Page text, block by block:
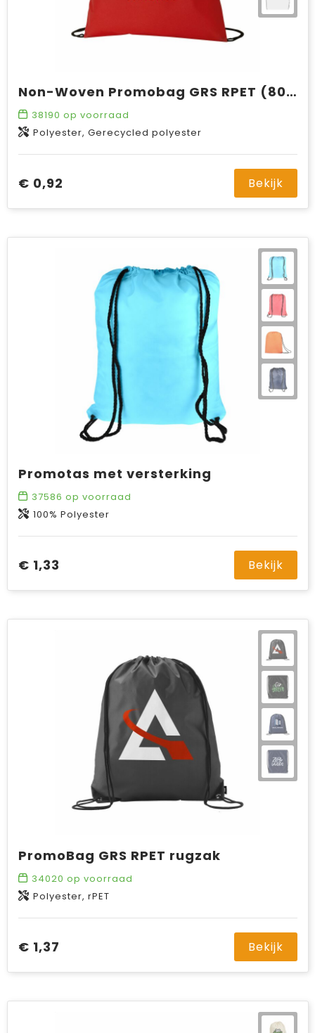
Non-Woven Promobag GRS RPET (80 g/m²) rugzak
38190 op voorraad
Polyester, Gerecycled polyester
€ 0,92 Bekijk
Promotas met versterking
37586 op voorraad
100% Polyester
€ 1,33 Bekijk
PromoBag GRS RPET rugzak
34020 op voorraad
Polyester, rPET
€ 1,37 Bekijk